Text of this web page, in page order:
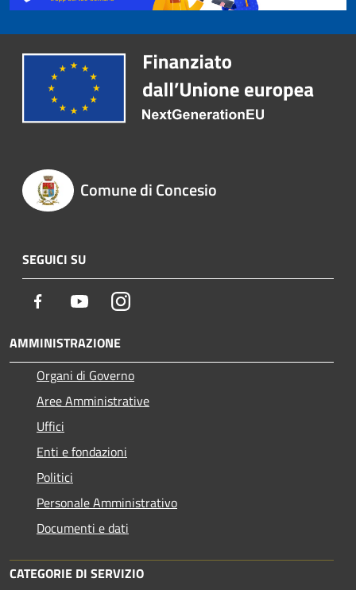
Comune di Concesio
SEGUICI SU
Facebook YoutubeInstagram
AMMINISTRAZIONE
Organi di Governo
Aree Amministrative
Uffici
Enti e fondazioni
Politici
Personale Amministrativo
Documenti e dati
CATEGORIE DI SERVIZIO